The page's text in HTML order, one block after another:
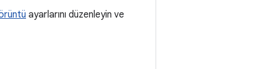
ayarlarını düzenleyin ve